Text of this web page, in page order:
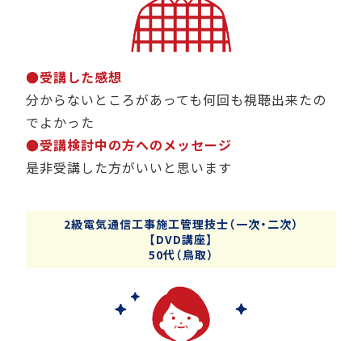
●受講した感想
分からないところがあっても何回も視聴出来たの
でよかった
●受講検討中の方へのメッセージ
是非受講した方がいいと思います
2級電気通信工事施工管理技士（一次・二次）
【DVD講座】
50代（鳥取）